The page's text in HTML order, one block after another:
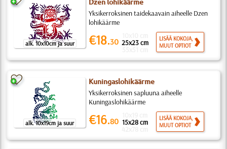
alk. 10x10cm ja suur
Dzen lohikäärme
Yksikerroksinen taidekaavain aiheelle Dzen
lohikäärme
€18.30 25x23 cm
LISÄÄ KOKOJA,
MUUT OPTIOT
alk. 10x19cm ja suur
Kuningaslohikäärme
Yksikerroksinen sapluuna aiheelle
Kuningaslohikäärme
€16.80 15x28 cm
LISÄÄ KOKOJA,
MUUT OPTIOT